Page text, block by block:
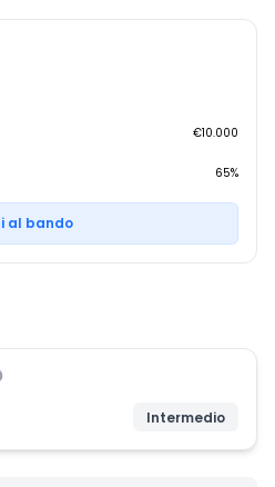
€10.000
65%
al bando
Intermedio